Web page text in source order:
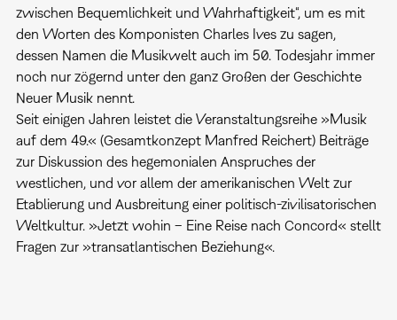
zwischen Bequemlichkeit und Wahrhaftigkeit“, um es mit
den Worten des Komponisten Charles Ives zu sagen,
dessen Namen die Musikwelt auch im 50. Todesjahr immer
noch nur zögernd unter den ganz Großen der Geschichte
Neuer Musik nennt.
Seit einigen Jahren leistet die Veranstaltungsreihe »Musik
auf dem 49.« (Gesamtkonzept Manfred Reichert) Beiträge
zur Diskussion des hegemonialen Anspruches der
westlichen, und vor allem der amerikanischen Welt zur
Etablierung und Ausbreitung einer politisch-zivilisatorischen
Weltkultur. »Jetzt wohin – Eine Reise nach Concord« stellt
Fragen zur »transatlantischen Beziehung«.